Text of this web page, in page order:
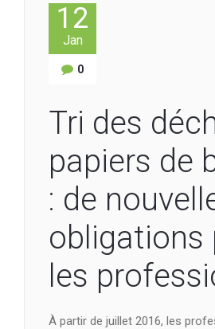
12
Jan
0
Tri des
papiers de
: de
obligations
les
À partir de juillet 2016, les